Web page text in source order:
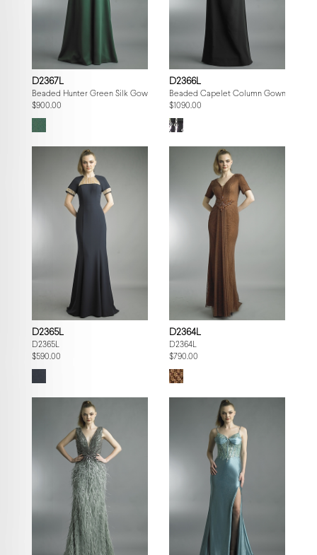
D2367L
Beaded Hunter Green Silk Gown
$900.00
D2366L
Beaded Capelet Column Gown
$1090.00
D2365L
D2365L
$590.00
D2364L
D2364L
$790.00